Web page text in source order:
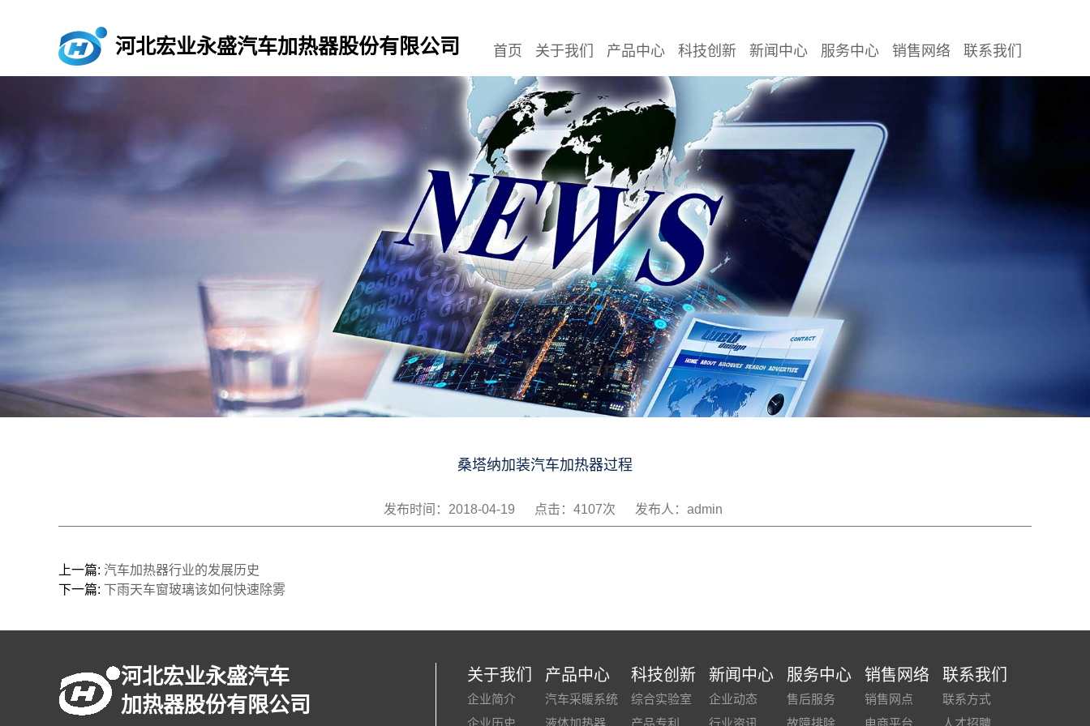
河北宏业永盛汽车加热器股份有限公司 首页 关于我们 产品中心 科技创新 新闻中心 服务中心 销售网络 联系我们
桑塔纳加装汽车加热器过程
发布时间：2018-04-19 点击：4107次 发布人：admin
上一篇: 汽车加热器行业的发展历史
下一篇: 下雨天车窗玻璃该如何快速除雾
河北宏业永盛汽车
加热器股份有限公司
关于我们
企业简介
企业历史
产品中心
汽车采暖系统
液体加热器
科技创新
综合实验室
产品专利
新闻中心
企业动态
行业资讯
服务中心
售后服务
故障排除
销售网络
销售网点
电商平台
联系我们
联系方式
人才招聘